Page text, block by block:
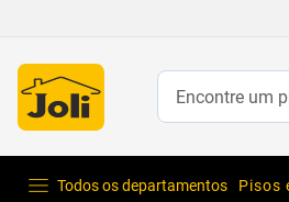
Encontre um
Todos os departamentos Pisos